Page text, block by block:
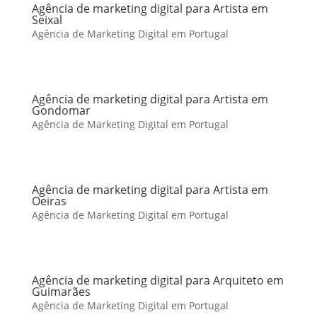
Agência de marketing digital para Artista em
Seixal
Agência de Marketing Digital em Portugal
Agência de marketing digital para Artista em
Gondomar
Agência de Marketing Digital em Portugal
Agência de marketing digital para Artista em
Oeiras
Agência de Marketing Digital em Portugal
Agência de marketing digital para Arquiteto em
Guimarães
Agência de Marketing Digital em Portugal